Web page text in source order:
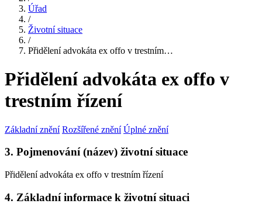
Úřad
/
Životní situace
/
Přidělení advokáta ex offo v trestním…
Přidělení advokáta ex offo v
trestním řízení
Základní znění Rozšířené znění Úplné znění
3. Pojmenování (název) životní situace
Přidělení advokáta ex offo v trestním řízení
4. Základní informace k životní situaci